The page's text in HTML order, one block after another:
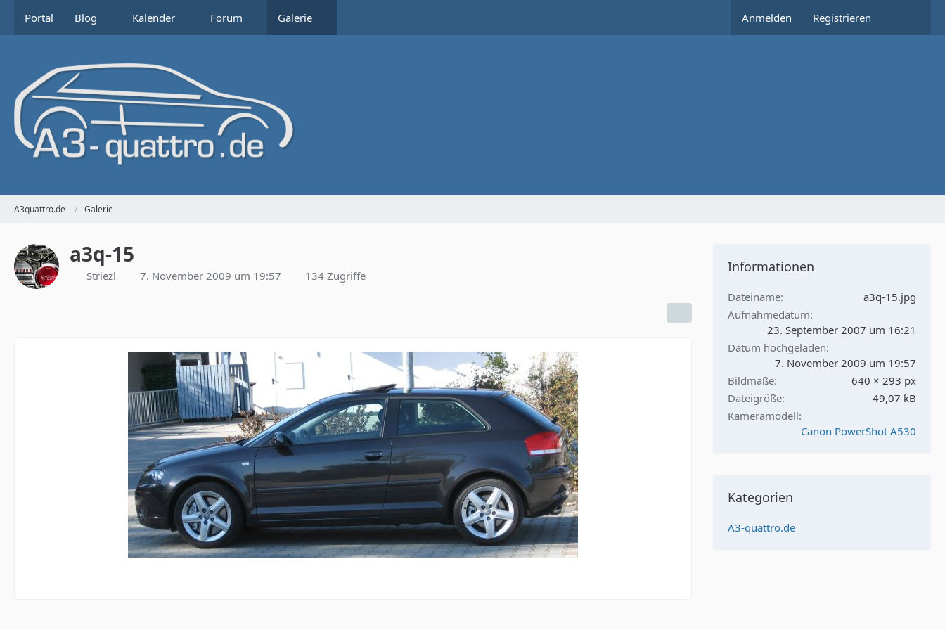
Portal Blog Kalender Forum Galerie Anmelden Registrieren
A3quattro.de Galerie
a3q-15
Striezl 7. November 2009 um 19:57 134 Zugriffe
Informationen
Dateiname
a3q-15.jpg
Aufnahmedatum
23. September 2007 um 16:21
Datum hochgeladen
7. November 2009 um 19:57
Bildmaße
640 × 293 px
Dateigröße
49,07 kB
Kameramodell
Canon PowerShot A530
Kategorien
A3-quattro.de